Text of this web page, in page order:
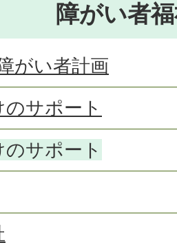
障がい者
がい者計画
サポート
サポート